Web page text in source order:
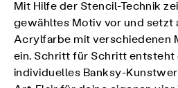
Mit Hilfe der Stencil-Technik
gewähltes Motiv vor und setzt
Acrylfarbe mit verschiedenen
ein. Schritt für Schritt entsteht
individuelles Banksy-